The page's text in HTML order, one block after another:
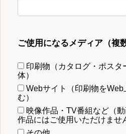
ご使用になるメディア（複
印刷物（カタログ・ポスタ
体）
Webサイト（印刷物を
む）
映像作品・TV番組など（
作品にはご使用いただけませ